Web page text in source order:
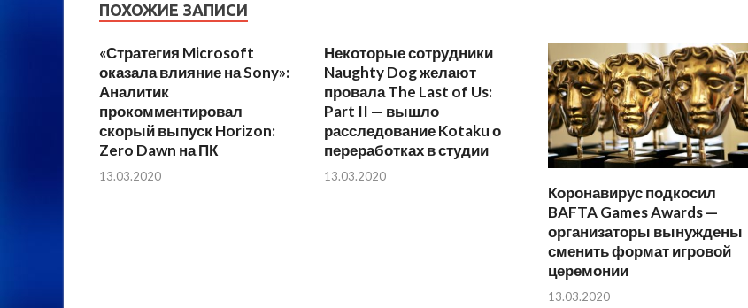
ПОХОЖИЕ ЗАПИСИ
«Стратегия Microsoft
оказала влияние на Sony»:
Аналитик
прокомментировал
скорый выпуск Horizon:
Zero Dawn на ПК
13.03.2020
Некоторые сотрудники
Naughty Dog желают
провала The Last of Us:
Part II — вышло
расследование Kotaku о
переработках в студии
13.03.2020
Коронавирус подкосил
BAFTA Games Awards —
организаторы вынуждены
сменить формат игровой
церемонии
13.03.2020